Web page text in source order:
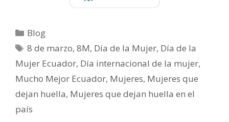
Blog
8 de marzo,8M, Día de la Mujer, Día de la
Mujer Ecuador, Día internacional de la mujer,
Mucho Mejor Ecuador, Mujeres, Mujeres que
dejan huella, Mujeres que dejan huella en el
país